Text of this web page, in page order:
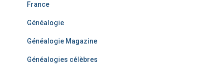
France
Généalogie
Généalogie Magazine
Généalogies célèbres